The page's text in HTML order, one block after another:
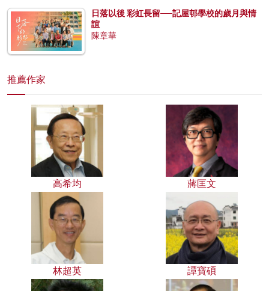
日落以後 彩虹長留──記屋邨學校的歲月與情
誼
陳章華
推薦作家
高希均 蔣匡文
林超英 譚寶碩